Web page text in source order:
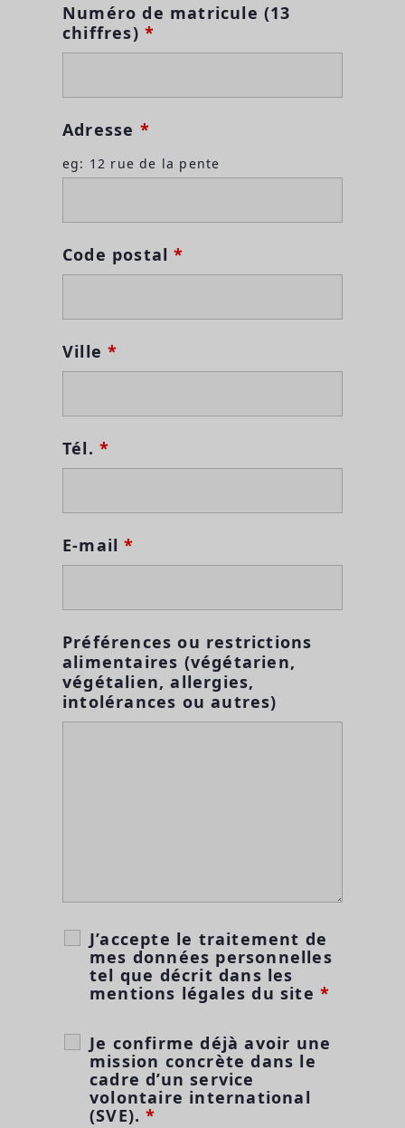
Numéro de matricule (13
chiffres) *
Adresse *
eg: 12 rue de la pente
Code postal*
Ville*
Tél. *
E-mail*
Préférences ou restrictions
alimentaires (végétarien,
végétalien, allergies,
intolérances ou autres)
J’accepte le traitement de
mes données personnelles
tel que décrit dans les
mentions légales du site *
Je confirme déjà avoir une
mission concrète dans le
cadre d’un service
volontaire international
(SVE).*